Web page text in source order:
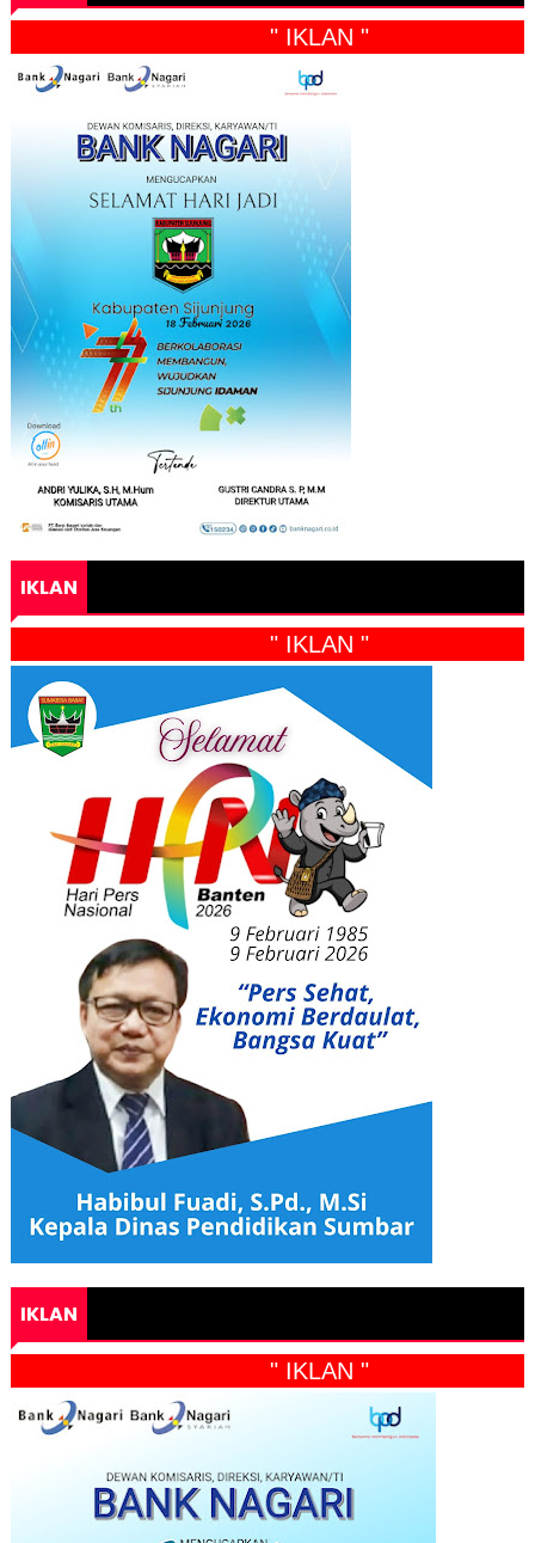
" IKLAN "
IKLAN
" IKLAN "
IKLAN
" IKLAN "